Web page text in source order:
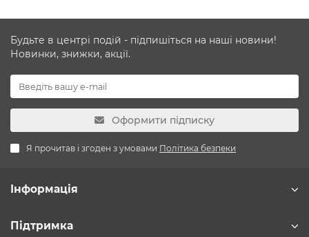
Будьте в центрі подій - підпишіться на наші новини!
Новинки, знижки, акції.
Оформити підписку
Я прочитав і згоден з умовами Політика безпеки
Інформація
Підтримка